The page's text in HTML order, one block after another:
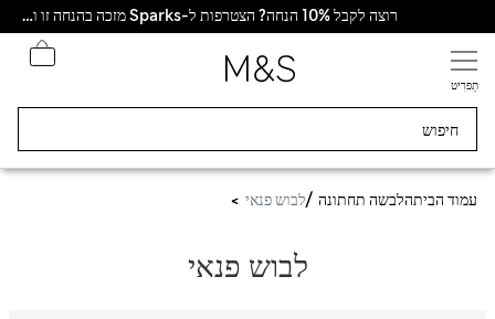
רוצה לקבל 10% הנחה? הצטרפות ל-Sparks מזכה בהנחה זו ובהטבות בלעדיות נוספות
תַפרִיט
עמוד הביתהלבשה תחתונה לבוש פנאי
לבוש פנאי